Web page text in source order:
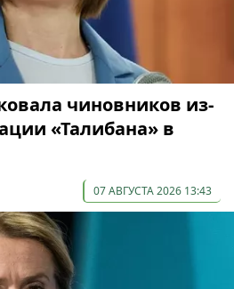
чиновников из-
«Талибана» в
07 АВГУСТА 2026 13:43